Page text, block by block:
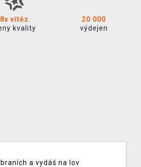
8x vítěz
kvality
20 000
výdejen
a vydáš na lov